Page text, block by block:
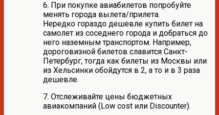
6. При покупке авиабилетов попробуйте
менять города вылета/прилета.
Нередко гораздо дешевле купить билет на
самолет из соседнего города и добраться до
него наземным транспортом. Например,
дороговизной билетов славится Санкт-
Петербург, тогда как билеты из Москвы или
из Хельсинки обойдутся в 2, а то и в 3 раза
дешевле.
7. Отслеживайте цены бюджетных
авиакомпаний (Low cost или Discounter).